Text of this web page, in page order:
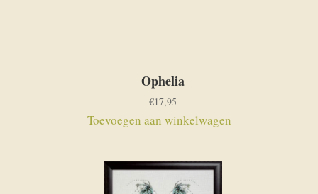
Ophelia
€17,95
Toevoegen aan winkelwagen